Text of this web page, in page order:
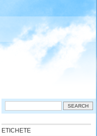
Search
ETICHETE